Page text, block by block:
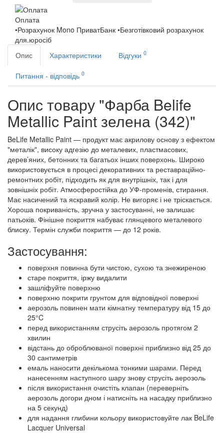
Оплата
•Розрахунок Mono ПриватБанк •Безготівковий розрахунок
для.юросіб
Опис
Характеристики Відгуки 0
Питання - відповідь 0
Опис товару "Фарба Belife
Metallic Paint зелена (342)"
BeLife Metallic Paint — продукт має акрилову основу з ефектом
"металік", високу адгезію до металевих, пластмасових,
дерев’яних, бетонних та багатьох інших поверхонь. Широко
використовується в процесі декоративних та реставраційно-
ремонтних робіт, підходить як для внутрішніх, так і для
зовнішніх робіт. Атмосферостійка до УФ-променів, стирання.
Має насичений та яскравий колір. Не вигоряє і не тріскається.
Хороша покриваність, зручна у застосуванні, не залишає
патьоків. Фінішне покриття набуває глянцевого металевого
блиску. Термін служби покриття — до 12 років.
Застосування:
поверхня повинна бути чистою, сухою та знежиреною
старе покриття, іржу видалити
зашліфуйте поверхню
поверхню покрити грунтом для відповідної поверхні
аерозоль повинен мати кімнатну температуру від 15 до
25°C
перед використанням струсіть аерозоль протягом 2
хвилин
відстань до оброблюваної поверхні приблизно від 25 до
30 сантиметрів
емаль наносити декількома тонкими шарами. Перед
нанесенням наступного шару знову струсіть аерозоль
після використання очистіть клапан (переверніть
аерозоль догори дном і натисніть на насадку приблизно
на 5 секунд)
для надання глибини кольору використовуйте лак BeLife
Lacquer Universal